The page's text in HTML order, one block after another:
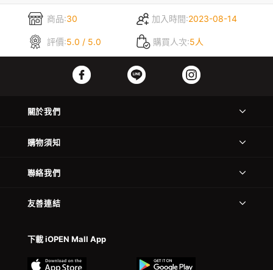
商品:30 加入時間:2023-08-14
評價:5.0 / 5.0 購買人次:5人
關於我們
購物須知
聯絡我們
友善連結
下載 iOPEN Mall App